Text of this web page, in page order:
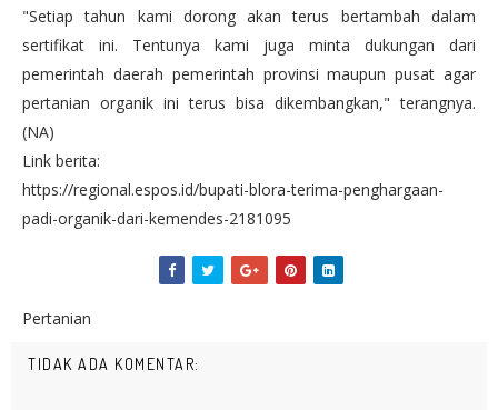
"Setiap tahun kami dorong akan terus bertambah dalam
sertifikat ini. Tentunya kami juga minta dukungan dari
pemerintah daerah pemerintah provinsi maupun pusat agar
pertanian organik ini terus bisa dikembangkan," terangnya.
(NA)
Link berita:
https://regional.espos.id/bupati-blora-terima-penghargaan-
padi-organik-dari-kemendes-2181095
Pertanian
TIDAK ADA KOMENTAR: